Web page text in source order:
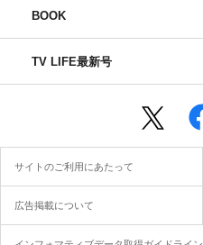
BOOK
TV LIFE最新号
サイトのご利用にあたって
広告掲載について